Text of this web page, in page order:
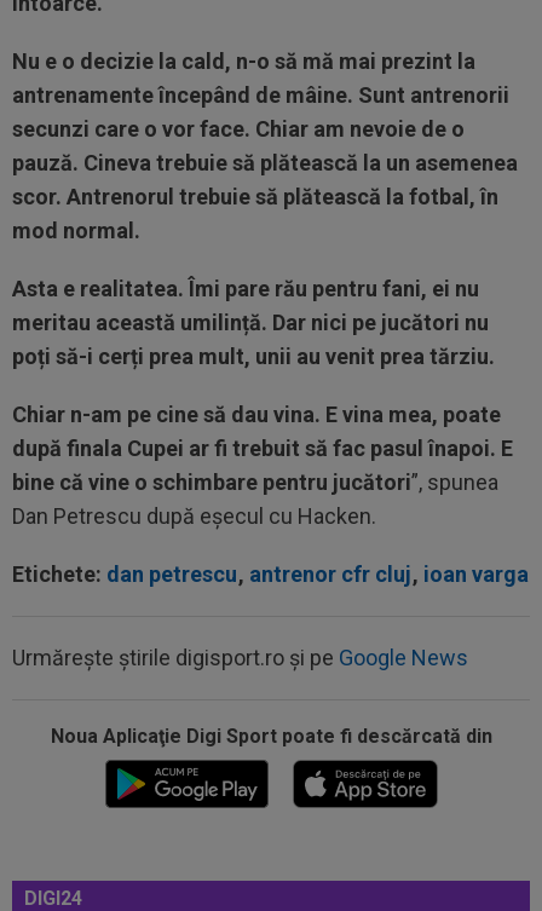
Nu e o decizie la cald, n-o să mă mai prezint la
antrenamente începând de mâine. Sunt antrenorii
secunzi care o vor face. Chiar am nevoie de o
pauză. Cineva trebuie să plătească la un asemenea
scor. Antrenorul trebuie să plătească la fotbal, în
mod normal.
Asta e realitatea. Îmi pare rău pentru fani, ei nu
meritau această umilință. Dar nici pe jucători nu
poți să-i cerți prea mult, unii au venit prea tărziu.
Chiar n-am pe cine să dau vina. E vina mea, poate
după finala Cupei ar fi trebuit să fac pasul înapoi. E
bine că vine o schimbare pentru jucători”, spunea
Dan Petrescu după eșecul cu Hacken.
Etichete: dan petrescu, antrenor cfr cluj, ioan varga
Urmărește știrile digisport.ro și pe Google News
Noua Aplicaţie Digi Sport poate fi descărcată din
DIGI24
serii, după KuPS - Craiova: ”Știi cine mă...
Barcelona, 180 de milioane de euro pentru
La pauză erau conduși cu 0-2...